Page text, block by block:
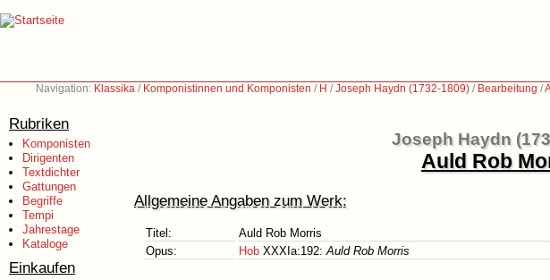
Navigation: Klassika / Komponistinnen und Komponisten / H /Joseph Haydn (1732-1809) / Bearbeitung /
Rubriken
Komponisten
Dirigenten
Textdichter
Gattungen
Begriffe
Tempi
Jahrestage
Kataloge
Einkaufen
Joseph Haydn
Auld Rob
Allgemeine Angaben zum Werk:
Titel:
Auld Rob Morris
Opus:
Hob XXXIa:192:Auld Rob Morris